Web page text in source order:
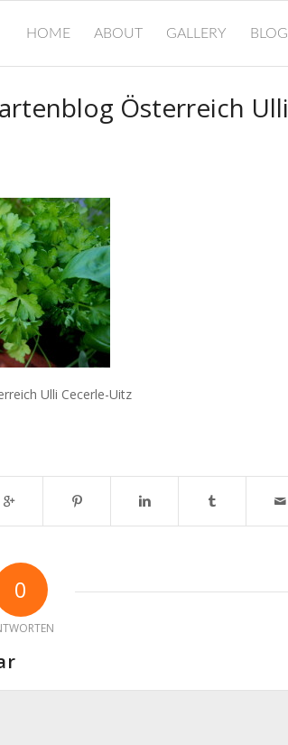
HOME ABOUT GALLERY BLOG
Österreich Ulli
Ulli Cecerle-Uitz
0